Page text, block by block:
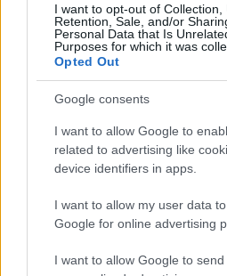
I want to opt-out of Collection,
Retention, Sale, and/or
Personal Data that Is
Purposes for which it was
Opted Out
Google consents
I want to allow Google to
related to advertising like
device identifiers in apps.
I want to allow my user data
Google for online advertising
I want to allow Google to send